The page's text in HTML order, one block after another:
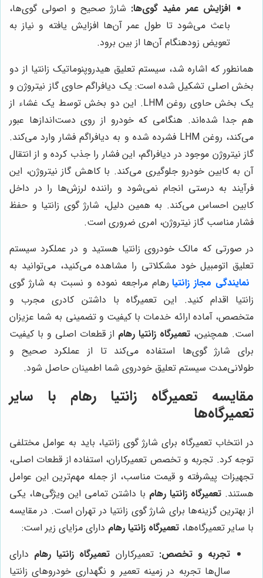
افزایش عمر مفید گوی‌ها: شارژ صحیح و اصولی گوی‌ها،
باعث می‌شود تا طول عمر آن‌ها افزایش یافته و نیاز به
تعویض زودهنگام آن‌ها از بین برود.
همانطور که اشاره شد، سیستم تعلیق هیدروپنوماتیک زانتیا از دو
بخش اصلی تشکیل شده است: یک دیافراگم حاوی گاز نیتروژن و
یک بخش حاوی روغن LHM. این دو بخش توسط یک غشاء از
هم جدا شده‌اند. هنگامی که خودرو از روی دست‌اندازها عبور
می‌کند، روغن LHM فشرده شده و به دیافراگم فشار وارد می‌کند.
گاز نیتروژن موجود در دیافراگم، این فشار را جذب کرده و از انتقال
آن به کابین خودرو جلوگیری می‌کند. با کاهش گاز نیتروژن، این
فرآیند به درستی انجام نمی‌شود و راننده لرزش‌ها را در داخل
کابین احساس می‌کند. به همین دلیل، شارژ گوی زانتیا و حفظ
فشار مناسب گاز نیتروژن، امری ضروری است.
در صورتی که مالک خودروی زانتیا هستید و در عملکرد سیستم
تعلیق اتومبیل خود مشکلاتی را مشاهده می‌کنید، می‌توانید به
نمایندگی مجاز زانتیا رهام مراجعه نموده و نسبت به شارژ گوی
زانتیا اقدام کنید. این تعمیرگاه با داشتن کادری مجرب و
متخصص، آماده ارائه خدمات با کیفیت و تضمینی به شما عزیزان
است. همچنین، تعمیرگاه زانتیا رهام از قطعات اصلی و با کیفیت
برای شارژ گوی‌ها استفاده می‌کند تا از عملکرد صحیح و
طولانی‌مدت سیستم تعلیق خودروی شما اطمینان حاصل شود.
مقایسه تعمیرگاه زانتیا رهام با سایر
تعمیرگاه‌ها
در انتخاب تعمیرگاه برای شارژ گوی زانتیا، باید به عوامل مختلفی
توجه کرد. تجربه و تخصص تعمیرکاران، استفاده از قطعات اصلی،
تجهیزات پیشرفته و قیمت مناسب، از جمله مهم‌ترین این عوامل
هستند. تعمیرگاه زانتیا رهام با داشتن تمامی این ویژگی‌ها، یکی
از بهترین گزینه‌ها برای شارژ گوی زانتیا در تهران است. در مقایسه
با سایر تعمیرگاه‌ها، تعمیرگاه زانتیا رهام دارای مزایای زیر است:
تجربه و تخصص: تعمیرکاران تعمیرگاه زانتیا رهام دارای
سال‌ها تجربه در زمینه تعمیر و نگهداری خودروهای زانتیا